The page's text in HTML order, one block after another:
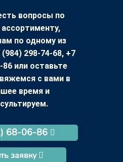
вопросы по
по одному из
298-74-68, +7
86 или оставьте
с вами в
время и
68-06-86
заявку